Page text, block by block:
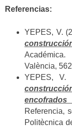
Referencias:
YEPES, V.
València,
YEPES, V.
Referencia,
Politècnica